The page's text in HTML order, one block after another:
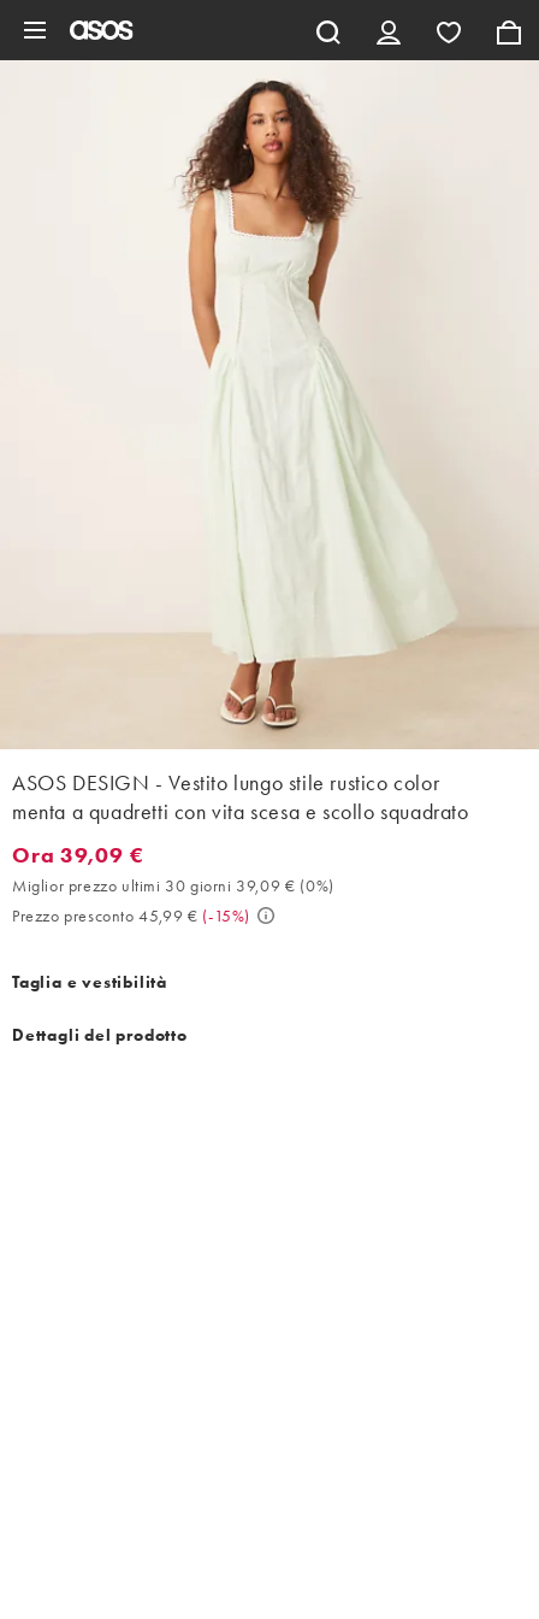
ASOS DESIGN - Vestito lungo stile rustico color
menta a quadretti con vita scesa e scollo squadrato
Ora 39,09 €. Miglior prezzo ultimi 30 giorni 39,09 € (0%).
Ora 39,09 €
Miglior prezzo ultimi 30 giorni 39,09 € (0%)
Prezzo presconto 45,99 € (-15%)
Taglia e vestibilità
Dettagli del prodotto